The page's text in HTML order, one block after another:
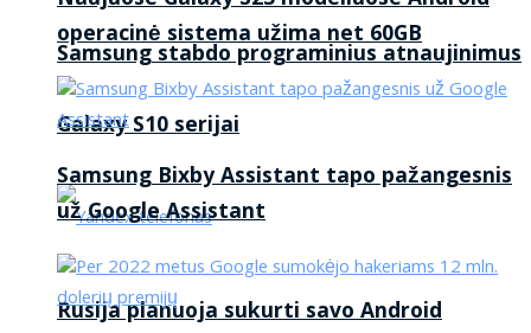
Samsung stabdo programinius atnaujinimus
Galaxy S10 serijai
Rusija planuoja sukurti savo Android
operacinė sistema užima net 60GB
Samsung Bixby Assistant tapo pažangesnis
už Google Assistant